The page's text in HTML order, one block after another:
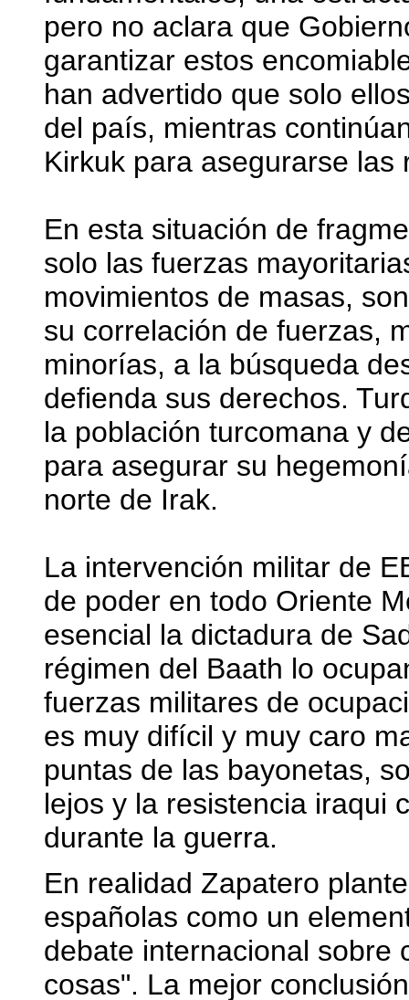
pero no aclara que
garantizar estos
han advertido que solo
del país, mientras
Kirkuk para asegurarse
En esta situación de
solo las fuerzas
movimientos de masas,
su correlación de fuerzas,
minorías, a la búsqueda
defienda sus derechos.
la población turcomana y
para asegurar su
norte de Irak.
La intervención militar de
de poder en todo Oriente
esencial la dictadura de
régimen del Baath lo
fuerzas militares de
es muy difícil y muy caro
puntas de las bayonetas,
lejos y la resistencia iraqui
durante la guerra.
En realidad Zapatero
españolas como un
debate internacional sobre
cosas". La mejor